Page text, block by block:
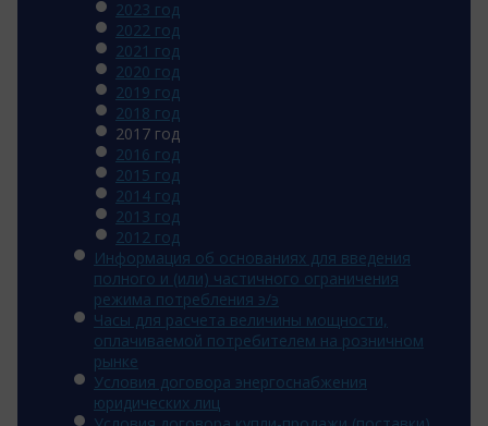
2023 год
2022 год
2021 год
2020 год
2019 год
2018 год
2017 год
2016 год
2015 год
2014 год
2013 год
2012 год
Информация об основаниях для введения
полного и (или) частичного ограничения
режима потребления э/э
Часы для расчета величины мощности,
оплачиваемой потребителем на розничном
рынке
Условия договора энергоснабжения
юридических лиц